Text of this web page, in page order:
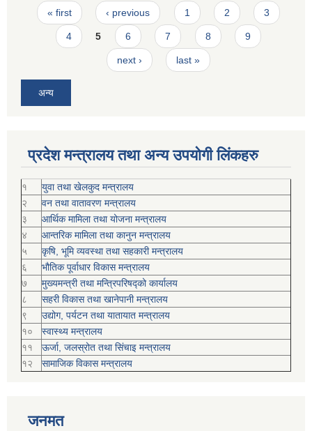
Pages
« first ‹ previous 1 2 3
4 5 6 7 8 9
next › last »
अन्य
प्रदेश मन्त्रालय तथा अन्य उपयोगी लिंकहरु
१
युवा तथा खेलकुद मन्त्रालय
२
वन तथा वातावरण मन्त्रालय
३
आर्थिक मामिला तथा योजना मन्त्रालय
४
आन्तरिक मामिला तथा कानुन मन्त्रालय
५
कृषि, भूमि व्यवस्था तथा सहकारी मन्त्रालय
६
भौतिक पूर्वाधार विकास मन्त्रालय
७
मुख्यमन्त्री तथा मन्त्रिपरिषद्को कार्यालय
८
सहरी विकास तथा खानेपानी मन्त्रालय
९
उद्योग, पर्यटन तथा यातायात मन्त्रालय
१०
स्वास्थ्य मन्त्रालय
११
ऊर्जा, जलस्रोत तथा सिंचाइ मन्त्रालय
१२
सामाजिक विकास मन्‍‍त्रालय
जनमत